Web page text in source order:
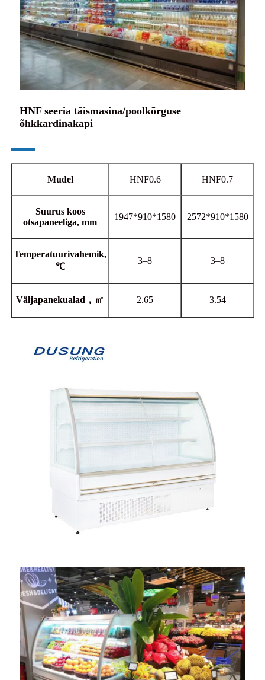
HNF seeria täismasina/poolkõrguse
õhkkardinakapi
Mudel HNF0.6 HNF0.7
Suurus koos
otsapaneeliga, mm
1947*910*1580 2572*910*1580
Temperatuurivahemik,
℃
3–8 3–8
Väljapanekualad，㎡ 2.65 3.54